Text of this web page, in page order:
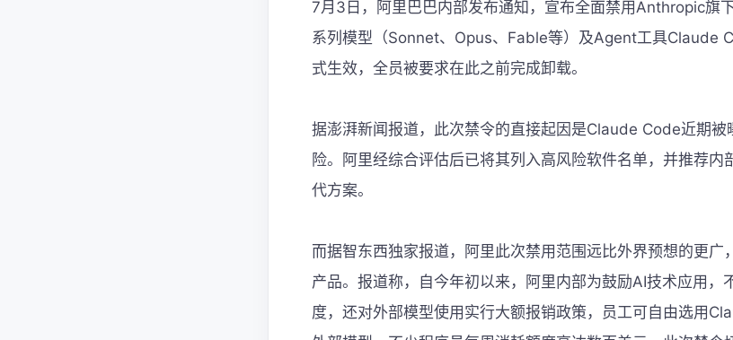
7月3日，阿里巴巴内部发布通知，宣布全面禁用Anthropic旗
系列模型（Sonnet、Opus、Fable等）及Agent工具Claude
式生效，全员被要求在此之前完成卸载。
据澎湃新闻报道，此次禁令的直接起因是Claude Code近期被
险。阿里经综合评估后已将其列入高风险软件名单，并推荐
代方案。
而据智东西独家报道，阿里此次禁用范围远比外界预想的更
产品。报道称，自今年初以来，阿里内部为鼓励AI技术应用，
度，还对外部模型使用实行大额报销政策，员工可自由选用